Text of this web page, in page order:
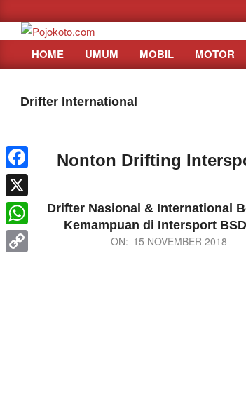
to
content
Primary
Menu
HOME UMUM MOBIL MOTOR
Drifter International
Nonton Drifting
29
Drifter Nasional & International
Kemampuan di Intersport
ON: 15 NOVEMBER 2018
Facebook
X
WhatsApp